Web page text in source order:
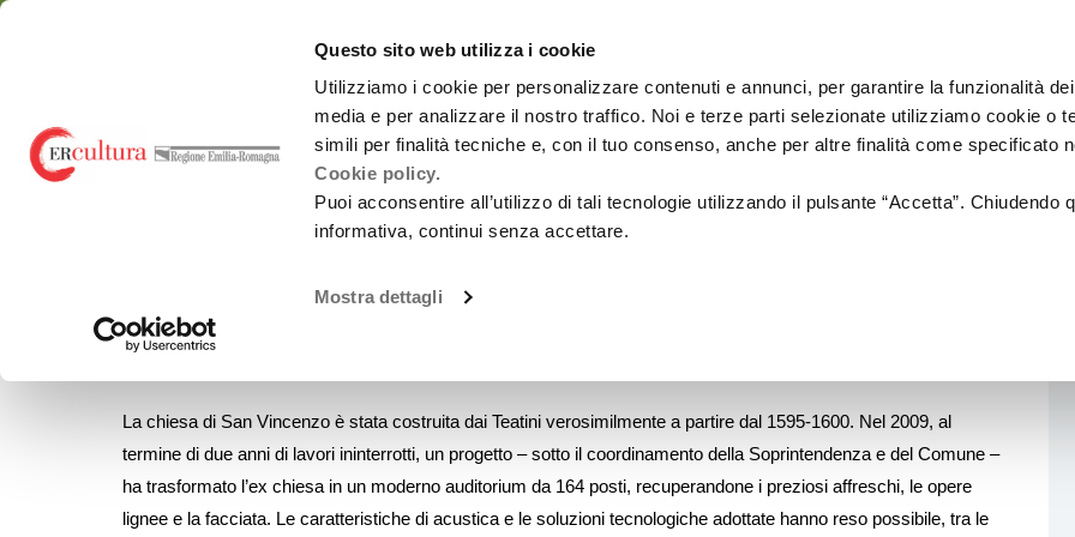
Questo sito web utilizza i cookie
Utilizziamo i cookie per personalizzare contenuti e annunci, per garantire la funzionalità
media e per analizzare il nostro traffico. Noi e terze parti selezionate utilizziamo cookie o
simili per finalità tecniche e, con il tuo consenso, anche per altre finalità come specificato
Cookie policy.
Puoi acconsentire all’utilizzo di tali tecnologie utilizzando il pulsante “Accetta”. Chiudendo
informativa, continui senza accettare.
Mostra dettagli
Torna
Cerca
Salta
Salta
emiliaromagnacultura/Spettacolo
Chi siamo
Promozione
attività Culturali e
Carnevali storici
Promozione
all’estero
Osservatorio
Monitoraggi periodici
Report annuali -
Archivio
OrangePapERs
Finanziamenti
L.R. 2/18
La nuova Legge Quadro
sulla Cultura si
costruisce insieme
Sistema dello
Teatri di tradizione
Festival e Rassegne
Residenze 2025-2027
Assessorato
Cultura
Paesaggio
SALA DEI TEATINI
Sala dei Teatini
La chiesa di San Vincenzo è stata costruita dai Teatini verosimilmente a partire dal 1595-1600. Nel 2009, al
termine di due anni di lavori ininterrotti, un progetto – sotto il coordinamento della Soprintendenza e del Comune –
ha trasformato l’ex chiesa in un moderno auditorium da 164 posti, recuperandone i preziosi affreschi, le opere
lignee e la facciata. Le caratteristiche di acustica e le soluzioni tecnologiche adottate hanno reso possibile, tra le